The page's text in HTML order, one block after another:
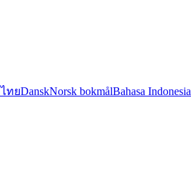
ทยDanskNorsk bokmålBahasa Indonesia